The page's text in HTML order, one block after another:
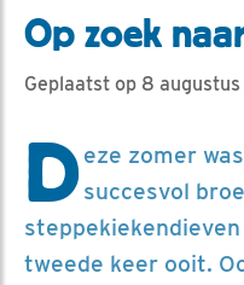
Op zoek
Geplaatst op 8 augustus
Deze zomer
succesvol
tweede keer ooit.